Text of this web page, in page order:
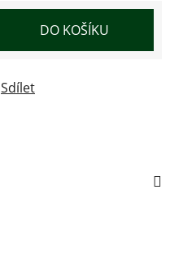
DO KOŠÍKU
Sdílet